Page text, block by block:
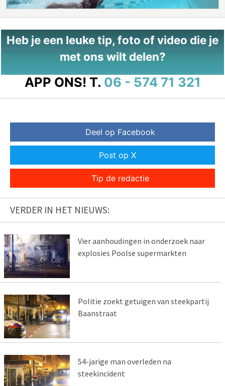
Heb je een leuke tip, foto of video die je
met ons wilt delen?
APP ONS! T. 06 - 574 71 321
Deel op Facebook
Post op X
Tip de redactie
VERDER IN HET NIEUWS:
Vier aanhoudingen in onderzoek naar
explosies Poolse supermarkten
Politie zoekt getuigen van steekpartij
Baanstraat
54-jarige man overleden na
steekincident